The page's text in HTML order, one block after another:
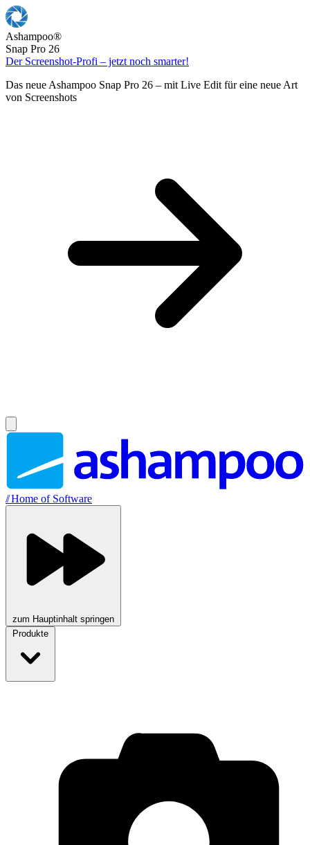
Ashampoo®
Snap Pro 26
Der Screenshot-Profi – jetzt noch smarter!
Das neue Ashampoo Snap Pro 26 – mit Live Edit für eine neue Art
von Screenshots
//Home of Software
zum Hauptinhalt springen
Produkte